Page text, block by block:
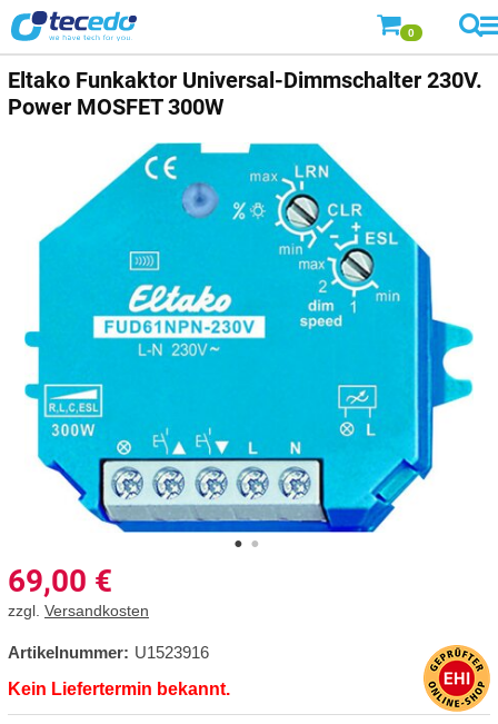
0
Eltako Funkaktor Universal-Dimmschalter 230V.
Power MOSFET 300W
69,00 €
zzgl. Versandkosten
Artikelnummer: U1523916
Kein Liefertermin bekannt.